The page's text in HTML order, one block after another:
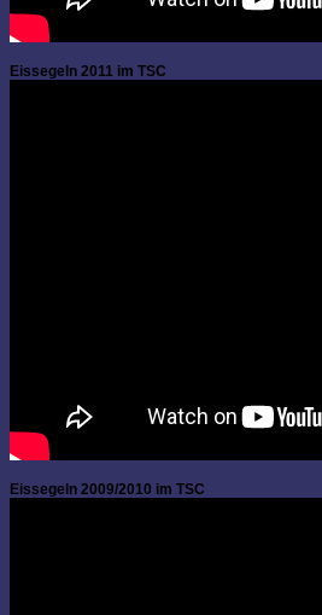
Eissegeln 2011 im TSC
Eissegeln 2009/2010 im TSC